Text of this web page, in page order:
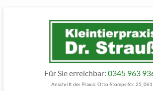
Für Sie erreichbar: 0345 963
Anschrift der Praxis: Otto-Stomps-Str. 25,